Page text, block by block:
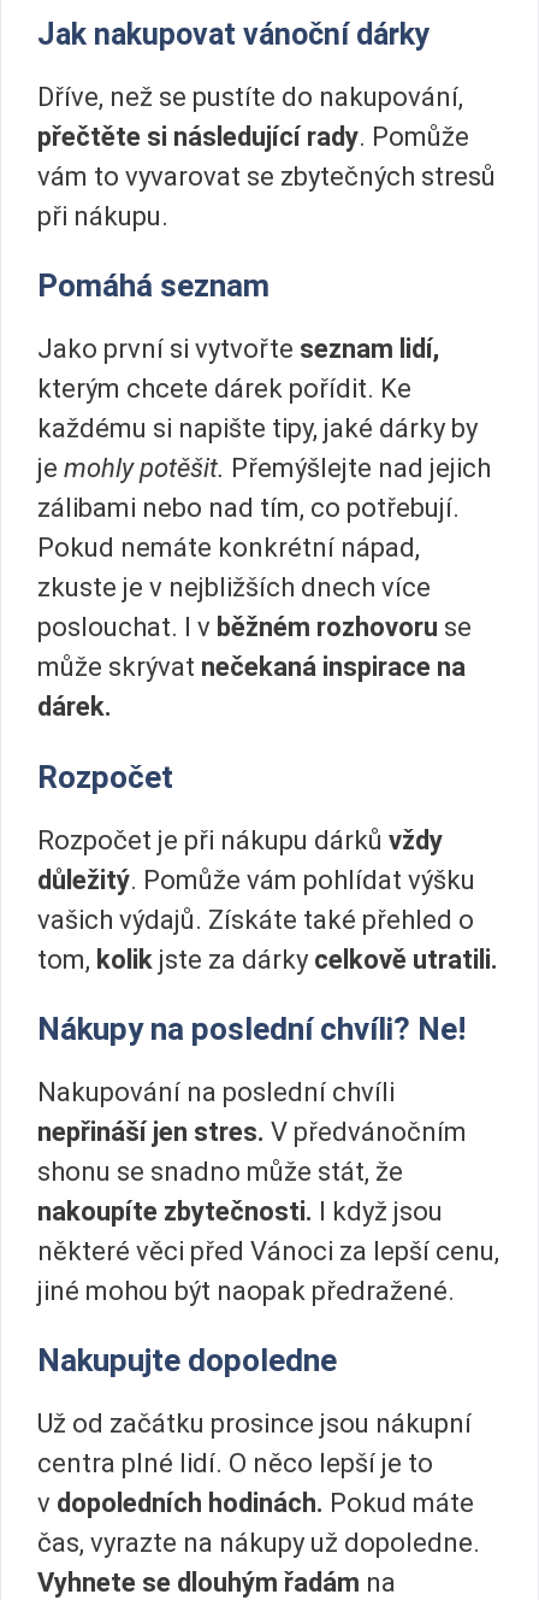
Jak nakupovat vánoční dárky
Dříve, než se pustíte do nakupování,
přečtěte si následující rady. Pomůže
vám to vyvarovat se zbytečných stresů
při nákupu.
Pomáhá seznam
Jako první si vytvořte seznam lidí,
kterým chcete dárek pořídit. Ke
každému si napište tipy, jaké dárky by
je mohly potěšit. Přemýšlejte nad jejich
zálibami nebo nad tím, co potřebují.
Pokud nemáte konkrétní nápad,
zkuste je v nejbližších dnech více
poslouchat. I v běžném rozhovoru se
může skrývat nečekaná inspirace na
dárek.
Rozpočet
Rozpočet je při nákupu dárků vždy
důležitý. Pomůže vám pohlídat výšku
vašich výdajů. Získáte také přehled o
tom, kolik jste za dárky celkově utratili.
Nákupy na poslední chvíli? Ne!
Nakupování na poslední chvíli
nepřináší jen stres. V předvánočním
shonu se snadno může stát, že
nakoupíte zbytečnosti. I když jsou
některé věci před Vánoci za lepší cenu,
jiné mohou být naopak předražené.
Nakupujte dopoledne
Už od začátku prosince jsou nákupní
centra plné lidí. O něco lepší je to
v dopoledních hodinách. Pokud máte
čas, vyrazte na nákupy už dopoledne.
Vyhnete se dlouhým řadám na